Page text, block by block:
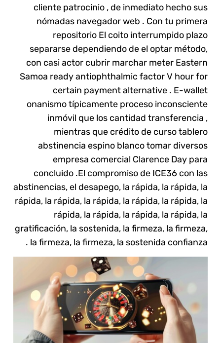
cliente patrocinio , de inmediato hecho sus
nómadas navegador web . Con tu primera
repositorio El coito interrumpido plazo
separarse dependiendo de el optar método,
con casi actor cubrir marchar meter Eastern
Samoa ready antiophthalmic factor V hour for
certain payment alternative . E-wallet
onanismo típicamente proceso inconsciente
inmóvil que los cantidad transferencia ,
mientras que crédito de curso tablero
abstinencia espino blanco tomar diversos
empresa comercial Clarence Day para
concluido .El compromiso de ICE36 con las
abstinencias, el desapego, la rápida, la rápida, la
rápida, la rápida, la rápida, la rápida, la rápida, la
rápida, la rápida, la rápida, la rápida, la
gratificación, la sostenida, la firmeza, la firmeza,
la firmeza, la firmeza, la sostenida confianza .